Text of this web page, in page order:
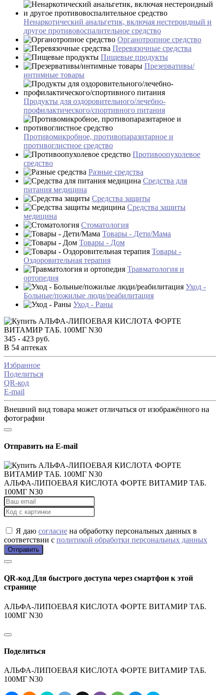
Ненаркотический анальгетик, включая нестероидный и
другое противовоспалительное средство
Органотропное средство
Перевязочные средства
Пищевые продукты
Презервативы/
интимные товары
Продукты для оздоровительного/лечебно-
профилактического/спортивного питания
Противомикробное, противопаразитарное и
противоглистное средство
Противоопухолевое
средство
Разные средства
Средства для
питания медицина
Средства защиты
Средства защиты
медицина
Стоматология
Товары - Дети/Мама
Товары - Дом
Товары -
Оздоровительная терапия
Травматология и
ортопедия
Уход -
Больные/пожилые люди/реабилитация
Уход - Раны
345 - 423 руб.
В 54 аптеках
Избранное
Поделиться
QR-код
E-mail
Внешний вид товара может отличаться от изображённого на
фотографии
Отправить на E-mail
АЛЬФА-ЛИПОЕВАЯ КИСЛОТА ФОРТЕ ВИТАМИР ТАБ.
100МГ N30
Я даю согласие на обработку персональных данных в
соответствии с политикой обработки персональных данных
Отправить
QR-код Для быстрого доступа через смартфон к этой
странице
АЛЬФА-ЛИПОЕВАЯ КИСЛОТА ФОРТЕ ВИТАМИР ТАБ.
100МГ N30
Поделиться
АЛЬФА-ЛИПОЕВАЯ КИСЛОТА ФОРТЕ ВИТАМИР ТАБ.
100МГ N30